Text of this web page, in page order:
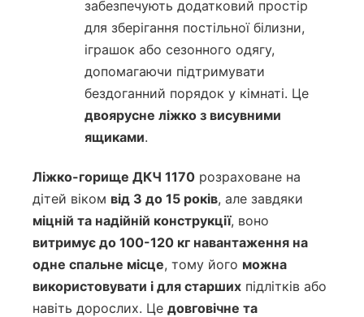
забезпечують додатковий простір
для зберігання постільної білизни,
іграшок або сезонного одягу,
допомагаючи підтримувати
бездоганний порядок у кімнаті. Це
двоярусне ліжко з висувними
ящиками.
Ліжко-горище ДКЧ 1170 розраховане на
дітей віком від 3 до 15 років, але завдяки
міцній та надійній конструкції, воно
витримує до 100-120 кг навантаження на
одне спальне місце, тому його можна
використовувати і для старших підлітків або
навіть дорослих. Це довговічне та